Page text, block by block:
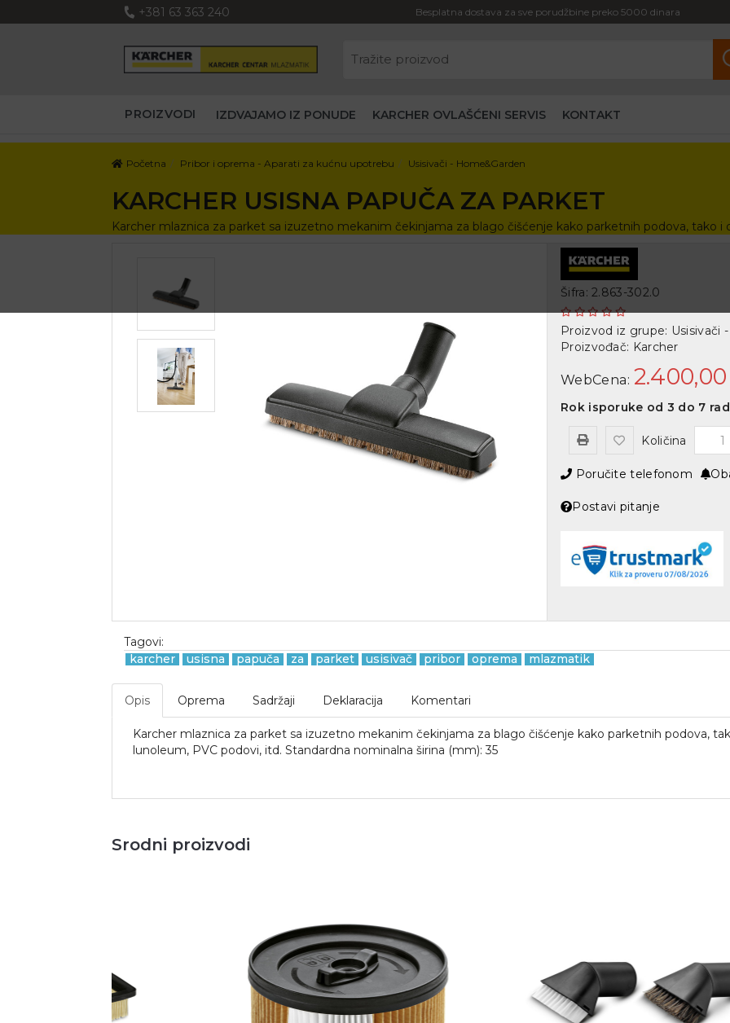
+381 63 363 240 Besplatna dostava za sve porudžbine preko 5000 dinara
PROIZVODI IZDVAJAMO IZ PONUDE KARCHER OVLAŠĆENI SERVIS KONTAKT
Početna Pribor i oprema - Aparati za kućnu upotrebu Usisivači - Home&Garden
KARCHER USISNA PAPUČA ZA PARKET
Karcher mlaznica za parket sa izuzetno mekanim čekinjama za blago čišćenje kako parketnih podova, tako i
Šifra: 2.863-302.0
Proizvod iz grupe: Usisivači
Proizvođač: Karcher
WebCena: 2.400,00
Rok isporuke od 3 do 7
Količina
Poručite telefonom
Postavi pitanje
Tagovi:
karcher
usisna papuča za parket usisivač pribor oprema mlazmatik
Opis Oprema Sadržaji Deklaracija Komentari
Karcher mlaznica za parket sa izuzetno mekanim čekinjama za blago čišćenje kako parketnih podova,
lunoleum, PVC podovi, itd. Standardna nominalna širina (mm): 35
Srodni proizvodi